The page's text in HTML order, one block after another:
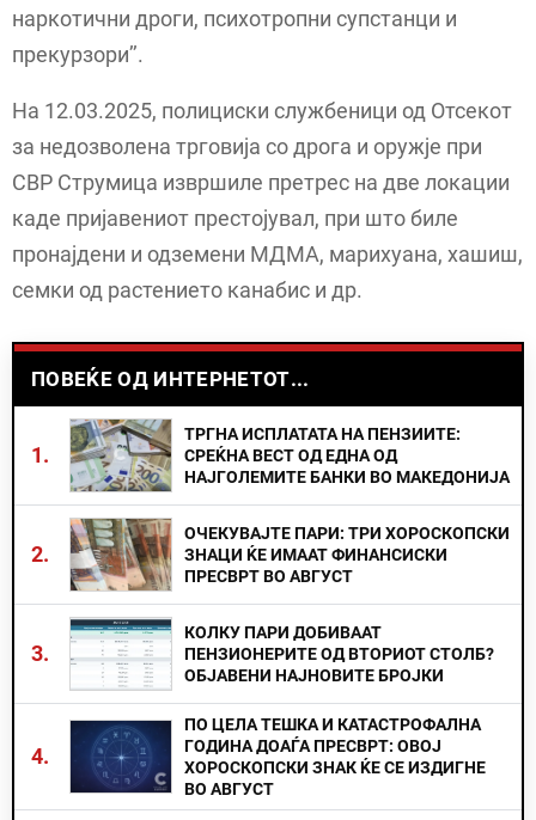
наркотични дроги, психотропни супстанци и
прекурзори’’.
На 12.03.2025, полициски службеници од Отсекот
за недозволена трговија со дрога и оружје при
СВР Струмица извршиле претрес на две локации
каде пријавениот престојувал, при што биле
пронајдени и одземени MДМА, марихуана, хашиш,
семки од растението канабис и др.
ПОВЕЌЕ ОД ИНТЕРНЕТОТ...
1.
ТРГНА ИСПЛАТАТА НА ПЕНЗИИТЕ:
СРЕЌНА ВЕСТ ОД ЕДНА ОД
НАЈГОЛЕМИТЕ БАНКИ ВО МАКЕДОНИЈА
2.
ОЧЕКУВАЈТЕ ПАРИ: ТРИ ХОРОСКОПСКИ
ЗНАЦИ ЌЕ ИМААТ ФИНАНСИСКИ
ПРЕСВРТ ВО АВГУСТ
3.
КОЛКУ ПАРИ ДОБИВААТ
ПЕНЗИОНЕРИТЕ ОД ВТОРИОТ СТОЛБ?
ОБЈАВЕНИ НАЈНОВИТЕ БРОЈКИ
4.
ПО ЦЕЛА ТЕШКА И КАТАСТРОФАЛНА
ГОДИНА ДОАЃА ПРЕСВРТ: ОВОЈ
ХОРОСКОПСКИ ЗНАК ЌЕ СЕ ИЗДИГНЕ
ВО АВГУСТ